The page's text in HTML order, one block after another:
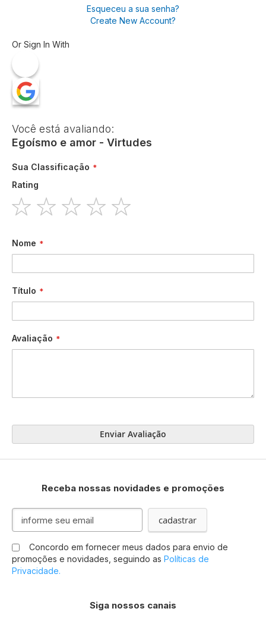
Você está avaliando:
Egoísmo e amor - Virtudes
Sua Classificação
Rating
Nome
Título
Avaliação
Enviar Avaliação
Esqueceu a sua senha?
Create New Account?
Or Sign In With
Receba nossas novidades e promoções
Inscreva-
nossa
Newsletter:
cadastrar
Concordo em fornecer meus dados para envio de
promoções e novidades, seguindo as Políticas de
Privacidade.
Siga nossos canais